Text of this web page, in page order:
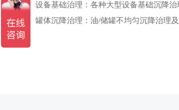
设备基础治理：各种大型设备基础沉降治
罐体沉降治理：油/储罐不均匀沉降治理